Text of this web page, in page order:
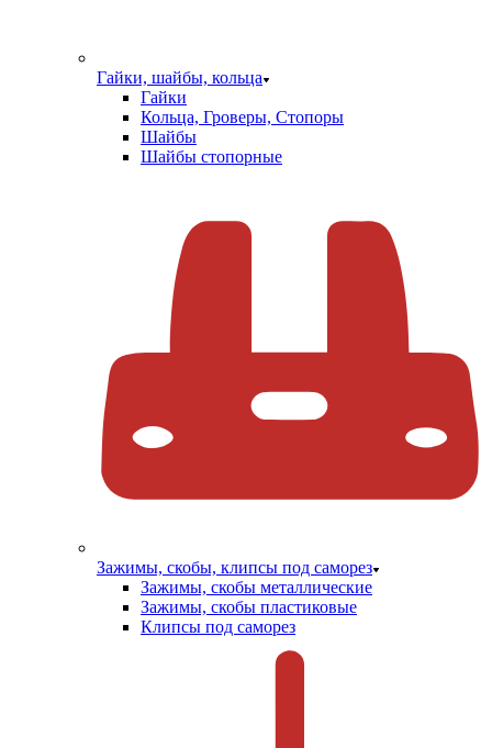
Гайки, шайбы, кольца
Гайки
Кольца, Гроверы, Стопоры
Шайбы
Шайбы стопорные
Зажимы, скобы, клипсы под саморез
Зажимы, скобы металлические
Зажимы, скобы пластиковые
Клипсы под саморез